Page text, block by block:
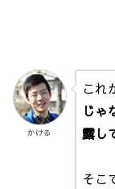
かける
これ
じゃ
露し
そこ